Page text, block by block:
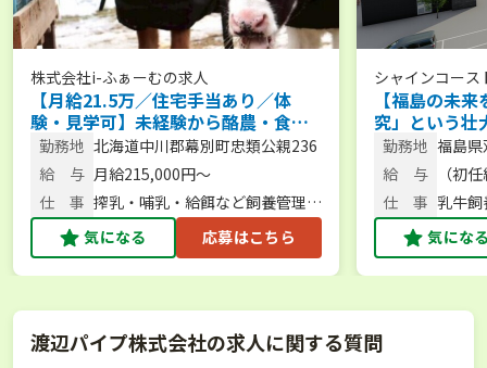
株式会社i-ふぁーむの求人
【月給21.5万／住宅手当あり／体
験・見学可】未経験から酪農・食
育・6次化まで幅広く学べる環境で一
緒に牧場を盛り上げませんか？
勤務地 北海道中川郡幕別町忠類公親236
給 与 月給215,000円～
仕 事 搾乳・哺乳・給餌など飼養管理、
酪農体験サポート
気になる 応募はこちら
シャインコース
【福島の未
究」という壮
なたの市場
ませんか？
勤務地 福島
松24
給 与
（初
仕 事 乳牛
気にな
渡辺パイプ株式会社の求人に関する質問